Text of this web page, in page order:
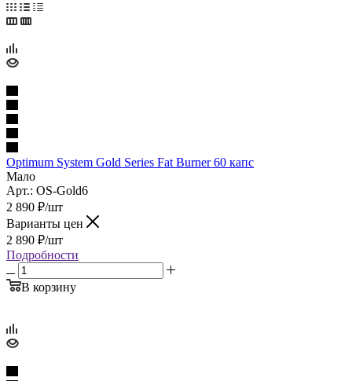
Optimum System Gold Series Fat Burner 60 капс
Мало
Арт.: OS-Gold6
2 890 ₽/шт
Варианты цен
2 890 ₽/шт
Подробности
В корзину